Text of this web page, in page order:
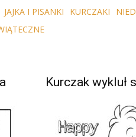
JAJKA I PISANKI KURCZAKI
Kurczak wykluł